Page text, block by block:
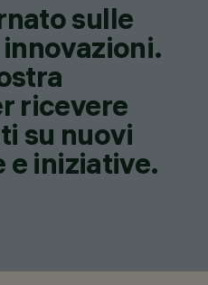
sulle
ricevere
su nuovi
iniziative.